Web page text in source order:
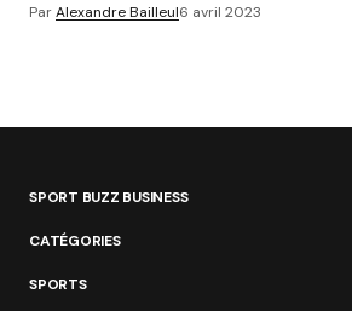
ParAlexandre Bailleul6 avril 2023
SPORT BUZZ BUSINESS
CATÉGORIES
SPORTS